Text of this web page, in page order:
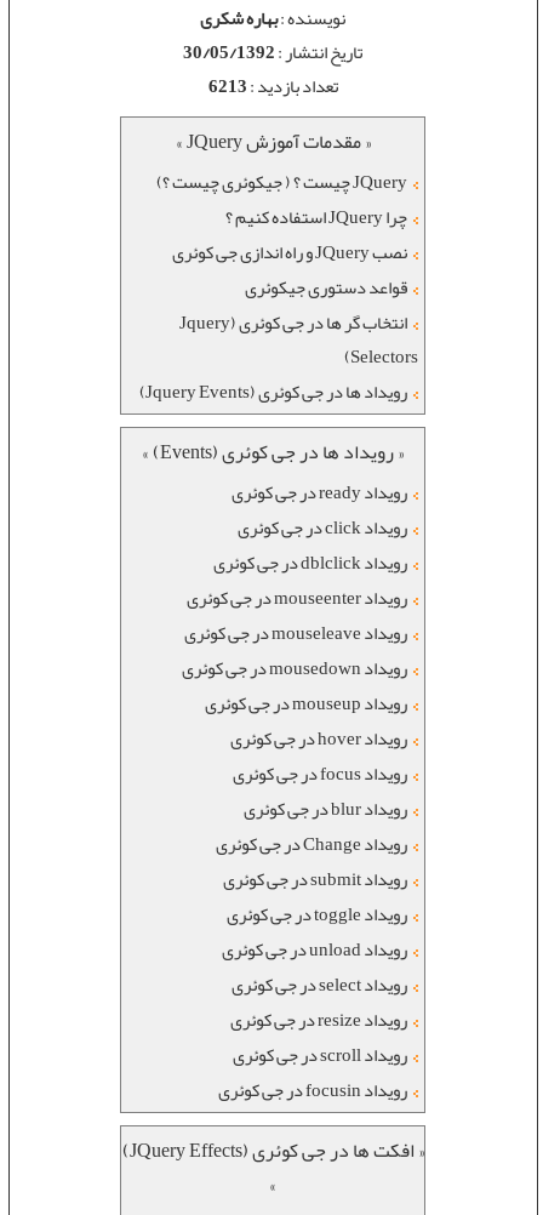
نویسنده :بهاره شکری
تاریخ انتشار :30/05/1392
تعداد بازدید :6213
« مقدمات آموزش JQuery »
JQuery چیست ؟ ( جیکوئری چیست ؟)
چرا JQuery استفاده کنیم ؟
نصب JQuery و راه اندازی جی کوئری
قواعد دستوری جیکوئری
انتخاب گر ها در جی کوئری (Jquery
Selectors)
رویداد ها در جی کوئری (Jquery Events)
« رویداد ها در جی کوئری (Events) »
رویداد ready در جی کوئری
رویداد click در جی کوئری
رویداد dblclick در جی کوئری
رویداد mouseenter در جی کوئری
رویداد mouseleave در جی کوئری
رویداد mousedown در جی کوئری
رویداد mouseup در جی کوئری
رویداد hover در جی کوئری
رویداد focus در جی کوئری
رویداد blur در جی کوئری
رویداد Change در جی کوئری
رویداد submit در جی کوئری
رویداد toggle در جی کوئری
رویداد unload در جی کوئری
رویداد select در جی کوئری
رویداد resize در جی کوئری
رویداد scroll در جی کوئری
رویداد focusin در جی کوئری
« افکت ها در جی کوئری (JQuery Effects)
»